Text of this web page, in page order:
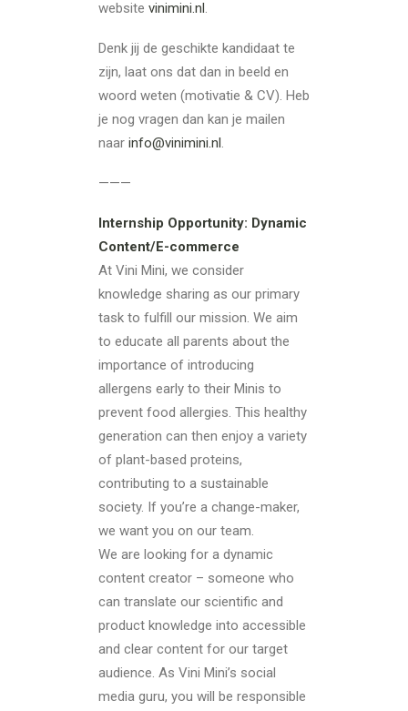
website vinimini.nl.
Denk jij de geschikte kandidaat te
zijn, laat ons dat dan in beeld en
woord weten (motivatie & CV). Heb
je nog vragen dan kan je mailen
naar info@vinimini.nl.
———
Internship Opportunity: Dynamic
Content/E-commerce
At Vini Mini, we consider
knowledge sharing as our primary
task to fulfill our mission. We aim
to educate all parents about the
importance of introducing
allergens early to their Minis to
prevent food allergies. This healthy
generation can then enjoy a variety
of plant-based proteins,
contributing to a sustainable
society. If you’re a change-maker,
we want you on our team.
We are looking for a dynamic
content creator – someone who
can translate our scientific and
product knowledge into accessible
and clear content for our target
audience. As Vini Mini’s social
media guru, you will be responsible